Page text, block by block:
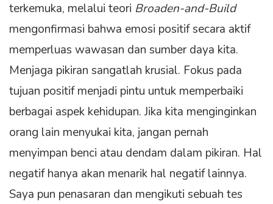
terkemuka, melalui teori Broaden-and-Build
mengonfirmasi bahwa emosi positif secara aktif
memperluas wawasan dan sumber daya kita.
Menjaga pikiran sangatlah krusial. Fokus pada
tujuan positif menjadi pintu untuk memperbaiki
berbagai aspek kehidupan. Jika kita menginginkan
orang lain menyukai kita, jangan pernah
menyimpan benci atau dendam dalam pikiran. Hal
negatif hanya akan menarik hal negatif lainnya.
Saya pun penasaran dan mengikuti sebuah tes